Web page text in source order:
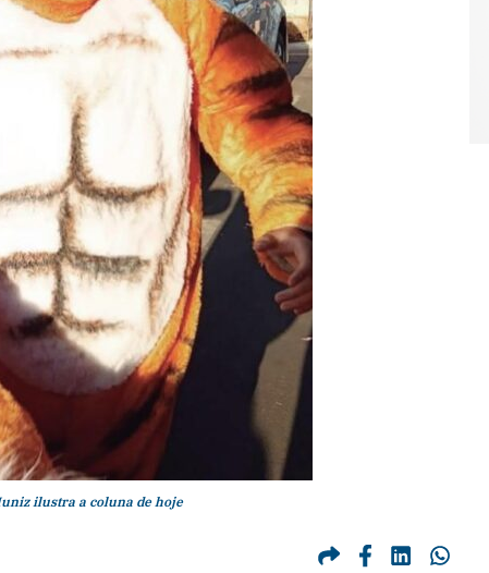
ilustra a coluna de hoje